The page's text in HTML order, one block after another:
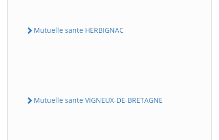
Mutuelle sante HERBIGNAC
Mutuelle sante VIGNEUX-DE-BRETAGNE